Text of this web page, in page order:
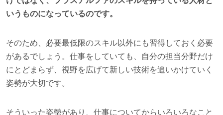
いうものになっているのです。
そのため、必要最低限のスキル以外にも習得しておく必要
があるでしょう。仕事をしていても、自分の担当分野だけ
にとどまらず、視野を広げて新しい技術を追いかけていく
姿勢が大切です。
そういった姿勢があり、仕事についてからいろいろなこと